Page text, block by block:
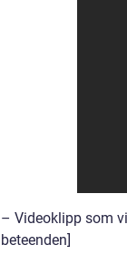
– Videoklipp som
beteenden]